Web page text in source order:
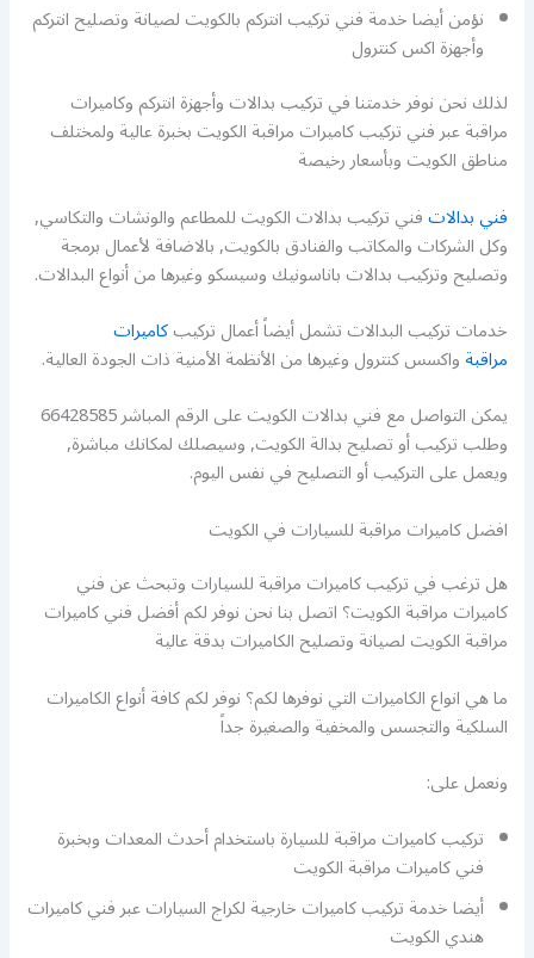
نؤمن أيضا خدمة فني تركيب انتركم بالكويت لصيانة وتصليح انتركم
وأجهزة اكس كنترول
لذلك نحن نوفر خدمتنا في تركيب بدالات وأجهزة انتركم وكاميرات
مراقبة عبر فني تركيب كاميرات مراقبة الكويت بخبرة عالية ولمختلف
مناطق الكويت وبأسعار رخيصة
فني بدالاتفني تركيب بدالات الكويت للمطاعم والونشات والتكاسي,
وكل الشركات والمكاتب والفنادق بالكويت, بالاضافة لأعمال برمجة
وتصليح وتركيب بدالات باناسونيك وسيسكو وغيرها من أنواع البدالات.
خدمات تركيب البدالات تشمل أيضاً أعمال تركيبكاميرات
مراقبةواكسس كنترول وغيرها من الأنظمة الأمنية ذات الجودة العالية.
يمكن التواصل مع فني بدالات الكويت على الرقم المباشر 66428585
وطلب تركيب أو تصليح بدالة الكويت, وسيصلك لمكانك مباشرة,
ويعمل على التركيب أو التصليح في نفس اليوم.
افضل كاميرات مراقبة للسيارات في الكويت
هل ترغب في تركيب كاميرات مراقبة للسيارات وتبحث عن فني
كاميرات مراقبة الكويت؟ اتصل بنا نحن نوفر لكم أفضل فني كاميرات
مراقبة الكويت لصيانة وتصليح الكاميرات بدقة عالية
ما هي انواع الكاميرات التي نوفرها لكم؟ نوفر لكم كافة أنواع الكاميرات
السلكية والتجسس والمخفية والصغيرة جداً
ونعمل على:
تركيب كاميرات مراقبة للسيارة باستخدام أحدث المعدات وبخبرة
فني كاميرات مراقبة الكويت
أيضا خدمة تركيب كاميرات خارجية لكراج السيارات عبر فني كاميرات
هندي الكويت